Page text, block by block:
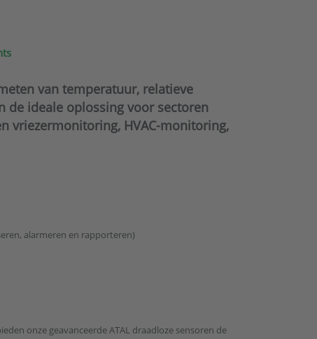
van temperatuur, relatieve
de ideale oplossing voor sectoren
vriezermonitoring, HVAC-monitoring,
alarmeren en rapporteren)
onze geavanceerde ATAL draadloze sensoren de